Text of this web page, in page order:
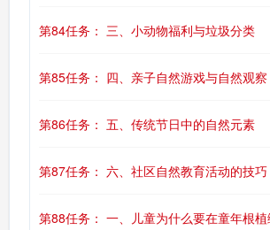
第84任务： 三、小动物福利与垃圾分类
第85任务： 四、亲子自然游戏与自然观察
第86任务： 五、传统节日中的自然元素
第87任务： 六、社区自然教育活动的技巧
第88任务： 一、儿童为什么要在童年根